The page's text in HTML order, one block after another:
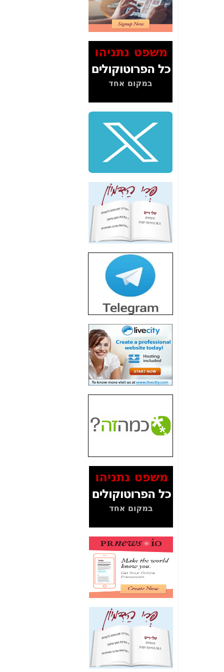
2" על תעלולי השר
משה כחלון -כאן
הסלולר" ואיך מסרסים
את הנתונים לציבור -
כאן
סיכום ביקור בסיליקון
שלמה פילבר (עד
לאחרונה מנכ"ל משרד
התקשורת) - עד
מדינה? הצחקתם
"יש אפליה בחקירה"?
חשיפה: למה השר
משה כחלון לא נחקר
עד היום? -
כאן
הדומה לזו של "תיק
4000" אך בתחום
הסלולר -
חשיפת מה שלא
רוצים שתדעו בעניין
פריסת אנלימיטד
(בניחוח בלתי נסבל) -
כאן
חשיפה: איוב קרא
אישר לקבוצת סלקום
בדיוק מה שביבי אישר
כאן
האם השר איוב קרא
היה צריך בכלל לחתום
על האישור, שנתן
האם ביבי וקרא קבלו
בכלל תמורה עבור
המסמכים בנושא בזק-
Yes (תיק 4000)
לאיש הלא נכון! -כאן
עובדות ומסמכים
האם ביבי כשר
תקשורת עזר לקב'
בזק? -כאן
מה מקור ה-Fake
News שהביא לתפירת
תיק לביבי והעלמת
החשודים הנכונים -כאן
אחת הרגליים של "תיק
4000 התפור"
התמוטטה היום
בניצחון (כפול) של בזק
כאן
איך כתבות מפנקות